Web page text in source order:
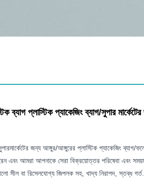
ব্যাগ প্লাস্টিক প্যাকেজিং ব্যাগ/সুপার
জন্য আঙ্গুর/আঙ্গুরের প্লাস্টিক প্যাকেজিং ব্যাগ/
এবং আমরা আপনাকে সেরা বিক্রয়োত্তর পরিষেবা এবং
সীল বা রিসেলযোগ্য জিপলক সহ, খাদ্য নিরাপদ, স্তব্ধ